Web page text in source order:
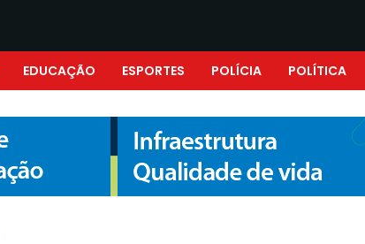
EDUCAÇÃO ESPORTES POLÍCIA POLÍTICA